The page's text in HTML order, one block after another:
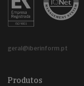
geral@iberinform.pt
Produtos